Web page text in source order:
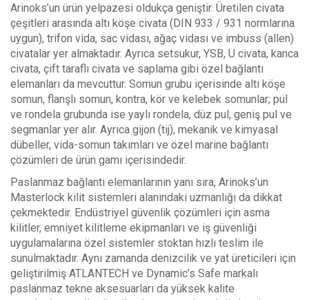
Arinoks’un ürün yelpazesi oldukça geniştir. Üretilen civata
çeşitleri arasında altı köşe civata (DIN 933 / 931 normlarına
uygun), trifon vida, sac vidası, ağaç vidası ve imbuss (allen)
civatalar yer almaktadır. Ayrıca setsukur, YSB, U civata, kanca
civata, çift taraflı civata ve saplama gibi özel bağlantı
elemanları da mevcuttur. Somun grubu içerisinde altı köşe
somun, flanşlı somun, kontra, kör ve kelebek somunlar; pul
ve rondela grubunda ise yaylı rondela, düz pul, geniş pul ve
segmanlar yer alır. Ayrıca gijon (tij), mekanik ve kimyasal
dübeller, vida-somun takımları ve özel marine bağlantı
çözümleri de ürün gamı içerisindedir.
Paslanmaz bağlantı elemanlarının yanı sıra, Arinoks’un
Masterlock kilit sistemleri alanındaki uzmanlığı da dikkat
çekmektedir. Endüstriyel güvenlik çözümleri için asma
kilitler, emniyet kilitleme ekipmanları ve iş güvenliği
uygulamalarına özel sistemler stoktan hızlı teslim ile
sunulmaktadır. Aynı zamanda denizcilik ve yat üreticileri için
geliştirilmiş ATLANTECH ve Dynamic’s Safe markalı
paslanmaz tekne aksesuarları da yüksek kalite